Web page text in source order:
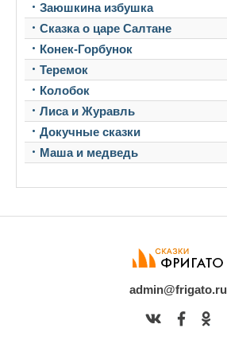
Заюшкина избушка
Сказка о царе Салтане
Конек-Горбунок
Теремок
Колобок
Лиса и Журавль
Докучные сказки
Маша и медведь
admin@frigato.ru